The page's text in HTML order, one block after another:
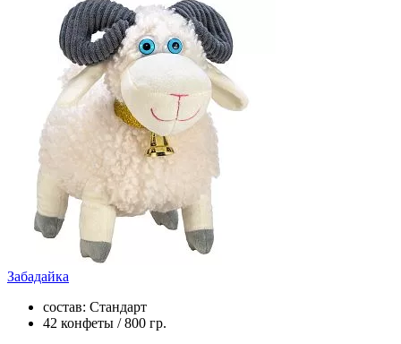
Забадайка
состав: Стандарт
42 конфеты / 800 гр.